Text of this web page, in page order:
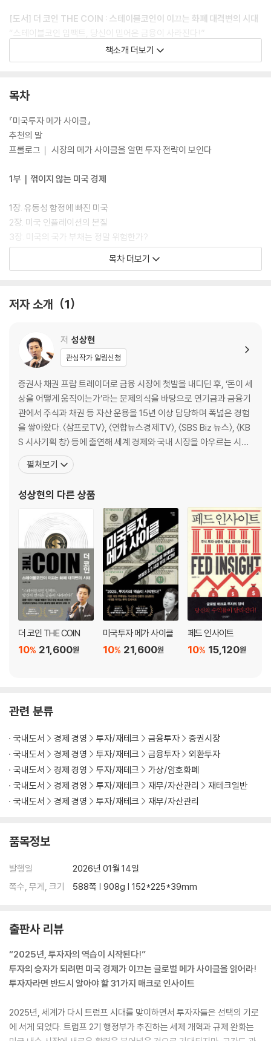
[도서] 더 코인 THE COIN : 스테이블코인이 이끄는 화폐 대격변의 시대
“스테이블코인 임팩트, 당신이 믿어온 금융이 사라진다!”
금융-정치-기술을 꿰뚫는 국내 유일 매크로 전문가
성상현이 말하는 2026 글로벌 통화 패권과 스테이블코인의 모든 것
『더 코인 THE COIN』은 금융·정치·기술을 포괄하는 유일무이한 시각으로
로 재편되는 새로운 경제 시스템을 해설한 책이다. 스테이블코인은 달러
패권-미국 국채-글로벌 유동성 문제를 하나의 흐름으로 연결하며 금융 질
서를 새롭게 재편하고 있다. 『더 코인 THE COIN』은 이런 흐름 속에서 미
스테이블코인 수요가 각국 정책과 국제 질서에 미치는 영향을 함께 짚어보
순간에도 급격히 바뀌고 있는 세계 금융 질서 속에서 투자자에게 시장의
방향을 읽는 새로운 시야를 제공할 것이다.
책소개 더보기
목차
『미국투자 메가 사이클』
추천의 말
프롤로그｜ 시장의 메가 사이클을 알면 투자 전략이 보인다
1부｜꺾이지 않는 미국 경제
1장. 유동성 함정에 빠진 미국
2장. 미국 인플레이션의 본질
3장. 미국의 국가 부채는 정말 위험한가?
4장. 미국 경제가 탄탄한 이유
5장. 정부의 역할이 중요해진 세상
7장. 미국의 경제 정책 변화
3부｜미국 제조업의 귀환, 글로벌 경제에 미칠 파급은?
8장. 미국의 리쇼어링과 제조업 재건
9장. 미국 제조업 부활의 미래
10장. 리쇼어링과 보호무역의 딜레마
4부｜미국은 패권 경쟁의 승자가 될 수 있을까?
12장. 미국은 어떻게 패권을 유지하는가?
14장. 트럼프 2기 시대, 계속되는 미국 우선주의
15장. 미국 정부 부채: 패권 유지를 위한 전략적 도구?
5부｜인플레이션과 채권 투자
16장. 원자재와 첨단산업이 물가에 미치는 영향
17장. 단순한 물가 상승, 그 이상의 의미
18장. 미국 정부의 숨은 전략: 금리와 인플레이션
19장. 미국의 국채발행 전략
21장. 미국에 경기침체가 올까?
23장. AI 산업의 가치는 얼마일까?
24장. 실물경제 부진에도 주식시장은 상승할 수 있을까?
7부｜글로벌 투자 지형은 어떻게 재편될까?
27장. 미국의 금융 정책과 재정 정책이 글로벌 경제에 미치는 영향
29장. 미국의 위치와 패권의 지속 가능성
30장. 미국 정부 주도의 계획경제와 변곡점의 시대
에필로그｜새로운 경제 질서의 전환점에서
『더 코인 THE COIN』
추천의 말
1장. 스테이블코인, 화폐의 진화
1. 암호화폐 카지노 칩이었던 스테이블코인
목차 더보기
저자 소개 1
저 성상현
관심작가 알림신청
증권사 채권 프랍 트레이더로 금융 시장에 첫발을 내디딘 후, ‘돈이 세
상을 어떻게 움직이는가’라는 문제의식을 바탕으로 연기금과 금융기
관에서 주식과 채권 등 자산 운용을 15년 이상 담당하며 폭넓은 경험
을 쌓아왔다. 〈삼프로TV〉, 〈연합뉴스경제TV〉, 〈SBS Biz 뉴스〉, 〈KB
S 시사기획 창〉 등에 출연해 세계 경제와 국내 시장을 아우르는 시각
으로 경제와 투자 이슈를 해설하고 있다. 또한 블로그 〈매크로비욘드〉
를 운영하며 일반 투자자들도 이해할 수 있는 언어로 글로벌 경제의
동사」(한국경영사학회, 경
펼쳐보기
성상현의 다른 상품
더 코인 THE COIN
21,600원
10%
미국투자 메가 사이클
21,600원
10%
페드 인사이트
15,120원
10%
관련 분류
국내도서 경제 경영 투자/재테크 금융투자
증권시장
국내도서
경제 경영 투자/재테크 금융투자
외환투자
국내도서
경제 경영 투자/재테크
가상/암호화폐
국내도서
경제 경영 투자/재테크 재무/자산관리
재테크일반
국내도서
경제 경영 투자/재테크 재무/자산관리
품목정보
발행일
2026년 01월 14일
쪽수, 무게, 크기
588쪽 | 908g | 152*225*39mm
출판사 리뷰
“2025년, 투자자의 역습이 시작된다!”
투자의 승자가 되려면 미국 경제가 이끄는 글로벌 메가 사이클을 읽어라!
투자자라면 반드시 알아야 할 31가지 매크로 인사이트
2025년, 세계가 다시 트럼프 시대를 맞이하면서 투자자들은 선택의 기로
에 서게 되었다. 트럼프 2기 행정부가 추진하는 세제 개혁과 규제 완화는